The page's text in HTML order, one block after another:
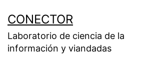
contenido
CONECTOR
Laboratorio de ciencia de la
información y viandadas